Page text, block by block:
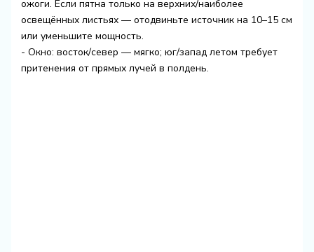
ожоги. Если пятна только на верхних/наиболее
освещённых листьях — отодвиньте источник на 10–15 см
или уменьшите мощность.
- Окно: восток/север — мягко; юг/запад летом требует
притенения от прямых лучей в полдень.